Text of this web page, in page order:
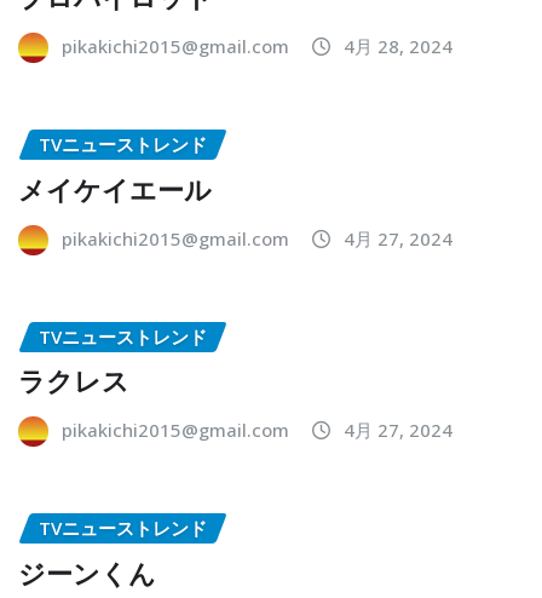
pikakichi2015@gmail.com 4月 28, 2024
TVニューストレンド
メイケイエール
pikakichi2015@gmail.com 4月 27, 2024
TVニューストレンド
ラクレス
pikakichi2015@gmail.com 4月 27, 2024
TVニューストレンド
ジーンくん